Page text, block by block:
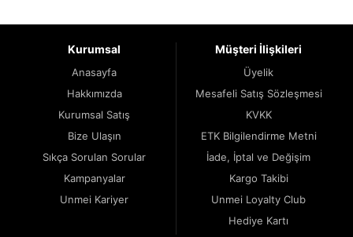
Kurumsal
Anasayfa
Hakkımızda
Kurumsal Satış
Bize Ulaşın
Sıkça Sorulan Sorular
Kampanyalar
Unmei Kariyer
Müşteri İlişkileri
Üyelik
Mesafeli Satış Sözleşmesi
KVKK
ETK Bilgilendirme Metni
İade, İptal ve Değişim
Kargo Takibi
Unmei Loyalty Club
Hediye Kartı